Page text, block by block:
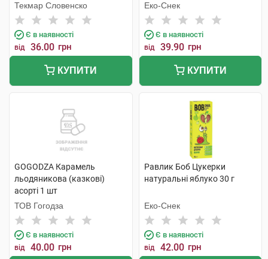
Текмар Словенско
Є в наявності
від 36.00 грн
КУПИТИ
Еко-Снек
Є в наявності
від 39.90 грн
КУПИТИ
GOGODZA Карамель
льодяникова (казкові)
асорті 1 шт
ТОВ Гогодза
Є в наявності
від 40.00 грн
Равлик Боб Цукерки
натуральні яблуко 30 г
Еко-Снек
Є в наявності
від 42.00 грн